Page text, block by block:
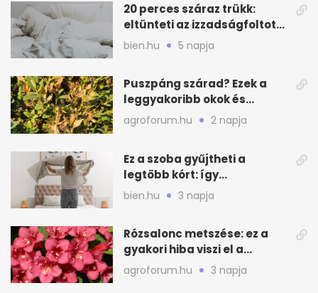
20 perces száraz trükk:
eltünteti az izzadságfoltot
és a szagot a matracról
bien.hu 5 napja
Puszpáng szárad? Ezek a
leggyakoribb okok és
teendők
agroforum.hu 2 napja
Ez a szoba gyűjtheti a
legtöbb kórt: így
mélytisztítsd otthon
bien.hu 3 napja
Rózsalonc metszése: ez a
gyakori hiba viszi el a
virágzást
agroforum.hu 3 napja